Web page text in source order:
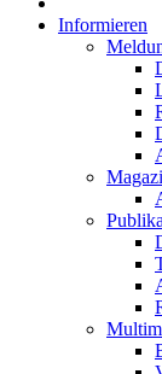
Informieren